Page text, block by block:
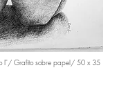
I"/ Grafito sobre papel/ 50 x 35